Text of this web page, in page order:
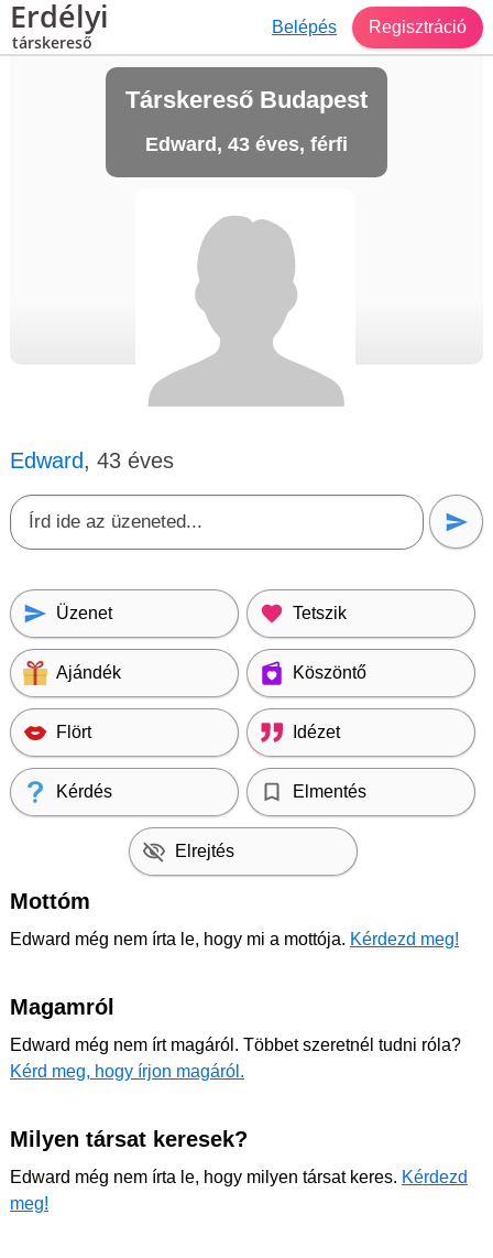
Erdélyi
társkereső
Belépés Regisztráció
Társkereső Budapest
Edward, 43 éves, férfi
Edward, 43 éves
Üzenet Tetszik
Ajándék Köszöntő
Flört Idézet
Kérdés Elmentés
Elrejtés
Mottóm
Edward még nem írta le, hogy mi a mottója. Kérdezd meg!
Magamról
Edward még nem írt magáról. Többet szeretnél tudni róla?
Kérd meg, hogy írjon magáról.
Milyen társat keresek?
Edward még nem írta le, hogy milyen társat keres. Kérdezd
meg!